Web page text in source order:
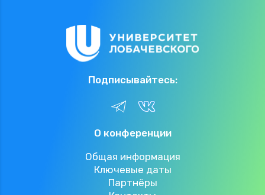
Подписывайтесь:
О конференции
Общая информация
Ключевые даты
Партнёры